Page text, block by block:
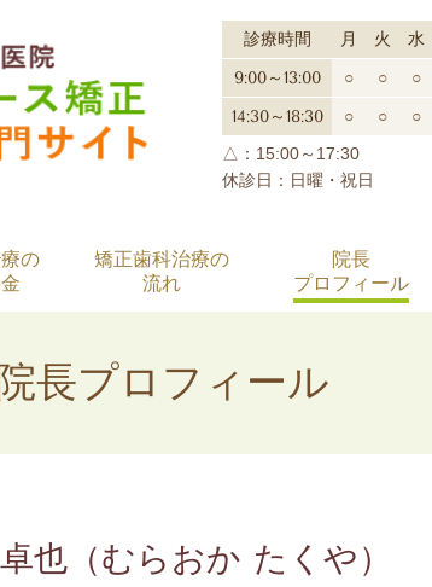
診療時間 月 火
水
9:00～13:00
○ ○
○
14:30～18:30
○ ○ ○
△：15:00～17:30
休診日：日曜・祝日
の
矯正歯科治療の
流れ
院長
プロフィール
院長プロフィール
也（むらおか たくや）